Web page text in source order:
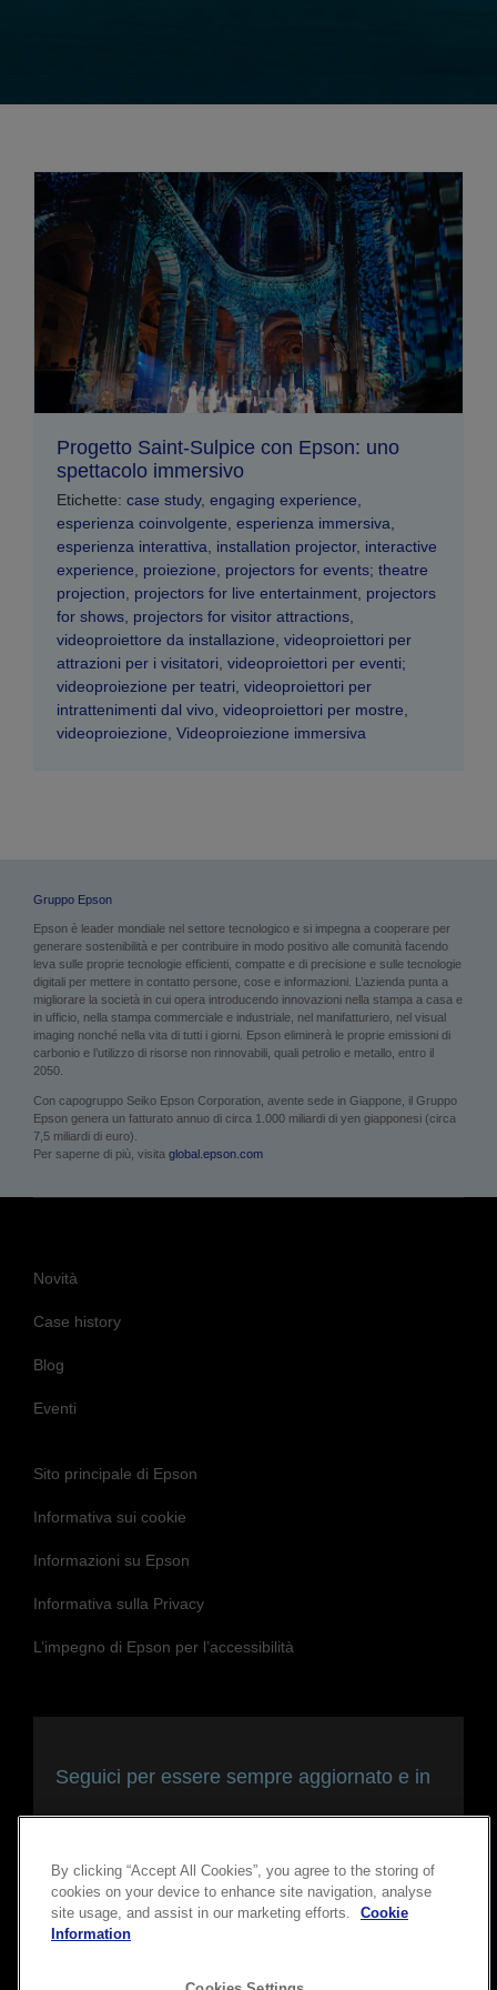
Progetto Saint-Sulpice con Epson: uno
spettacolo immersivo
Etichette: case study, engaging experience
esperienza coinvolgente esperienza immersiva
esperienza interattiva
installation projector, interactive
experience
proiezione
projectors for events; theatre
projection
projectors for live entertainment projectors
for shows projectors for visitor attractions
videoproiettore da installazione videoproiettori per
attrazioni per i visitatori videoproiettori per eventi;
videoproiezione per teatri videoproiettori per
intrattenimenti dal vivo videoproiettori per mostre
videoproiezione Videoproiezione immersiva
Gruppo Epson
Epson è leader mondiale nel settore tecnologico e si impegna a cooperare per
generare sostenibilità e per contribuire in modo positivo alle comunità facendo
leva sulle proprie tecnologie efficienti, compatte e di precisione e sulle tecnologie
digitali per mettere in contatto persone, cose e informazioni. L’azienda punta a
migliorare la società in cui opera introducendo innovazioni nella stampa a casa e
in ufficio, nella stampa commerciale e industriale, nel manifatturiero, nel visual
imaging nonché nella vita di tutti i giorni. Epson eliminerà le proprie emissioni di
carbonio e l’utilizzo di risorse non rinnovabili, quali petrolio e metallo, entro il
2050.
Con capogruppo Seiko Epson Corporation, avente sede in Giappone, il Gruppo
Epson genera un fatturato annuo di circa 1.000 miliardi di yen giapponesi (circa
7,5 miliardi di euro).
Per saperne di più, visita global.epson.com
Novità
Case history
Blog
Eventi
Sito principale di Epson
Informativa sui cookie
Informazioni su Epson
Informativa sulla Privacy
L’impegno di Epson per l’accessibilità
Seguici per essere sempre aggiornato e in
By clicking “Accept All Cookies”, you agree to the storing of
cookies on your device to enhance site navigation, analyse
site usage, and assist in our marketing efforts.
Cookie
Information